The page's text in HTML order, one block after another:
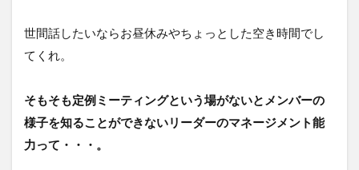
世間話したいならお昼休みやちょっとした空き時間でし
てくれ。
そもそも定例ミーティングという場がないとメンバーの
様子を知ることができないリーダーのマネージメント能
力って・・・。